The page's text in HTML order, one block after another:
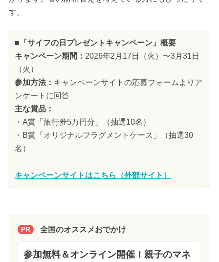
す。
■「サイフの日プレゼントキャンペーン」概要
キャンペーン期間： 2026年2月17日（火）〜3月31日
（火）
参加方法： キャンペーンサイトの応募フォームよりア
ンケートに回答
主な賞品：
・A賞「旅行券5万円分」（抽選10名）
・B賞「オリジナルフラグメントケース」（抽選30
名）
キャンペーンサイトはこちら（外部サイト）
PR 全国のオススメおでかけ
参加無料＆オンライン開催！親子のマネ